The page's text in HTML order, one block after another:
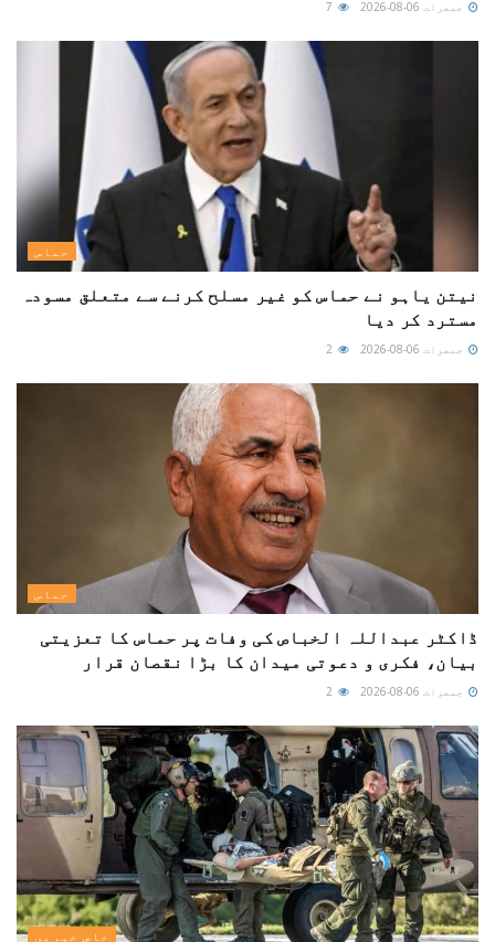
جمعرات 06-08-2026
حماس
نیتن یاہو نے حماس کو غیر مسلح کرنے سے متعلق مسودہ
مسترد کر دیا
جمعرات 06-08-2026
حماس
ڈاکٹر عبداللہ الخباص کی وفات پر حماس کا تعزیتی
بیان، فکری و دعوتی میدان کا بڑا نقصان قرار
جمعرات 06-08-2026
خاص خبریں